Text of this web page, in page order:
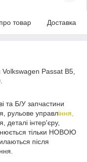
товар Доставка
Volkswagen Passat B5,
та Б/У запчастини
рульове управління,
деталі інтер'єру,
тільки НОВОЮ
після